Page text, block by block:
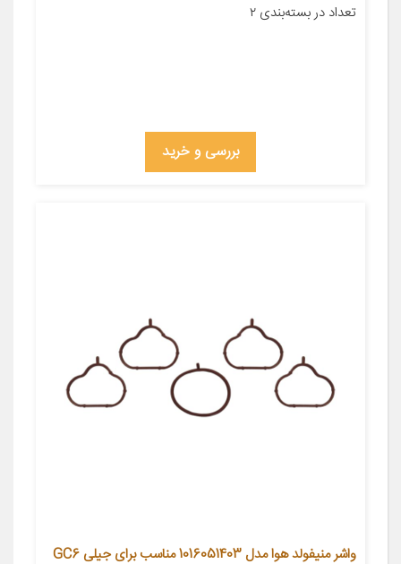
تعداد در بسته‌بندی ۲
بررسی و خرید
واشر منیفولد هوا مدل 1016051403 مناسب برای جیلی GC6